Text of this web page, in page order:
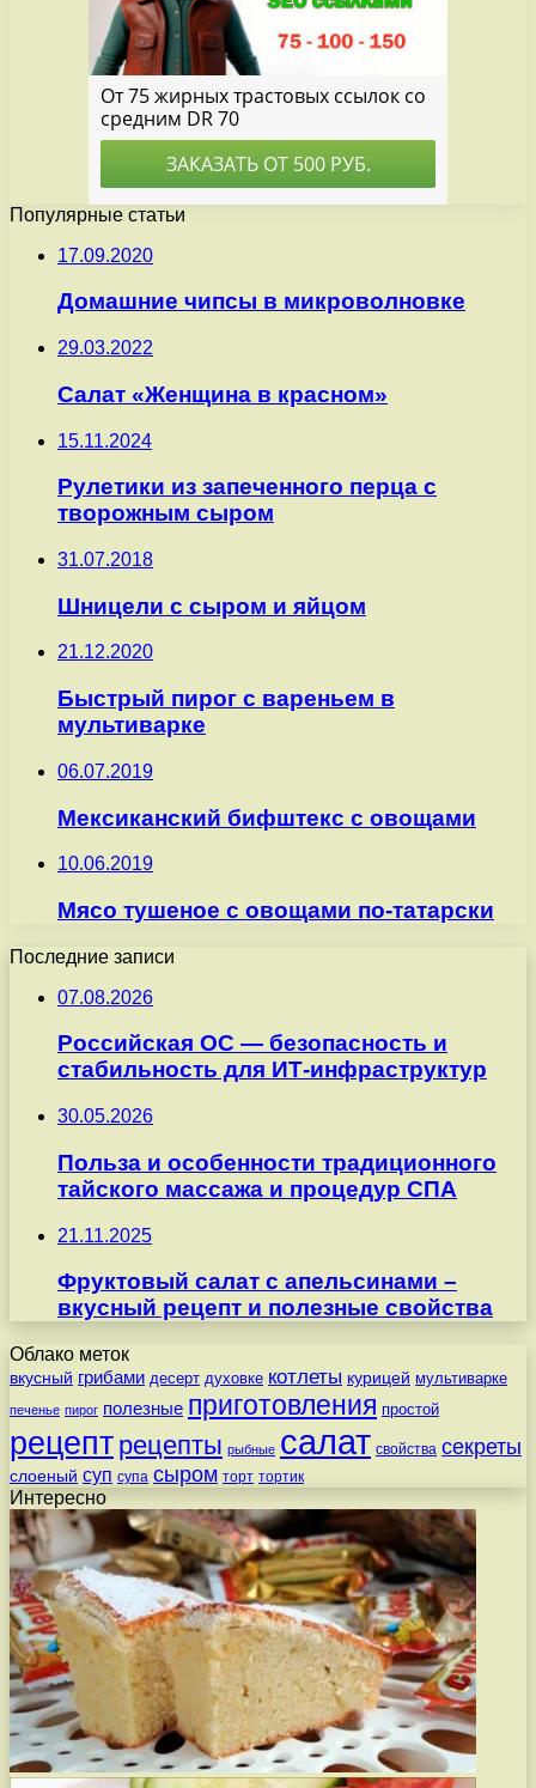
Популярные статьи
17.09.2020
Домашние чипсы в микроволновке
29.03.2022
Салат «Женщина в красном»
15.11.2024
Рулетики из запеченного перца с
творожным сыром
31.07.2018
Шницели с сыром и яйцом
21.12.2020
Быстрый пирог с вареньем в
мультиварке
06.07.2019
Мексиканский бифштекс с овощами
10.06.2019
Мясо тушеное с овощами по-татарски
Последние записи
07.08.2026
Российская ОС — безопасность и
стабильность для ИТ-инфраструктур
30.05.2026
Польза и особенности традиционного
тайского массажа и процедур СПА
21.11.2025
Фруктовый салат с апельсинами –
вкусный рецепт и полезные свойства
Облако меток
вкусный грибами десерт духовке котлеты курицей мультиварке
печенье пирог полезные приготовления простой
рецепт рецепты рыбные салат свойства секреты
слоеный суп супа сыром торт тортик
Интересно